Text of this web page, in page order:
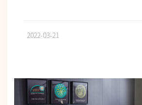
2022-03-21